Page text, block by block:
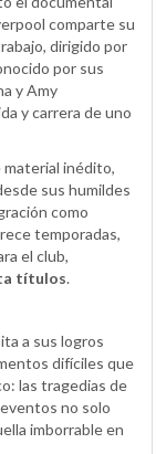
comparte su
dirigido por
por sus
y Amy
y carrera de uno
inédito,
sus humildes
como
temporadas,
el club,
títulos.
a sus logros
difíciles que
las tragedias de
no solo
imborrable en